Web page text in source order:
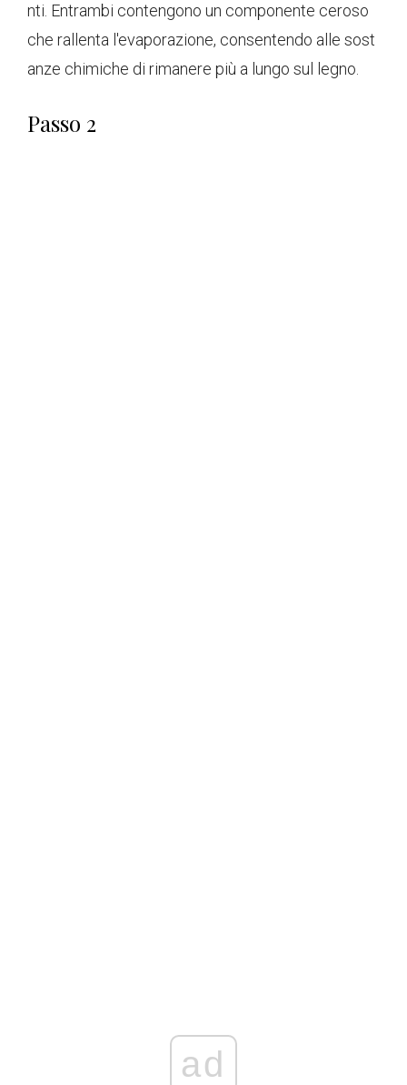
nti. Entrambi contengono un componente ceroso
che rallenta l'evaporazione, consentendo alle sost
anze chimiche di rimanere più a lungo sul legno.
Passo 2
ad